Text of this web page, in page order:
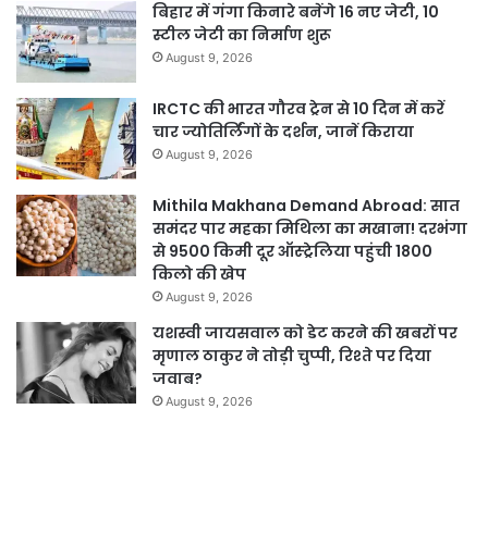
बिहार में गंगा किनारे बनेंगे 16 नए जेटी, 10
स्टील जेटी का निर्माण शुरू
August 9, 2026
IRCTC की भारत गौरव ट्रेन से 10 दिन में करें
चार ज्योतिर्लिंगों के दर्शन, जानें किराया
August 9, 2026
Mithila Makhana Demand Abroad: सात
समंदर पार महका मिथिला का मखाना! दरभंगा
से 9500 किमी दूर ऑस्ट्रेलिया पहुंची 1800
किलो की खेप
August 9, 2026
यशस्वी जायसवाल को डेट करने की खबरों पर
मृणाल ठाकुर ने तोड़ी चुप्पी, रिश्ते पर दिया
जवाब?
August 9, 2026